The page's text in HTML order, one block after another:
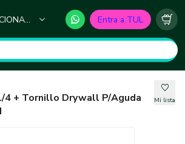
de ConstrucciónEntra a TUL
4 + Tornillo Drywall P/Aguda
Mi lista